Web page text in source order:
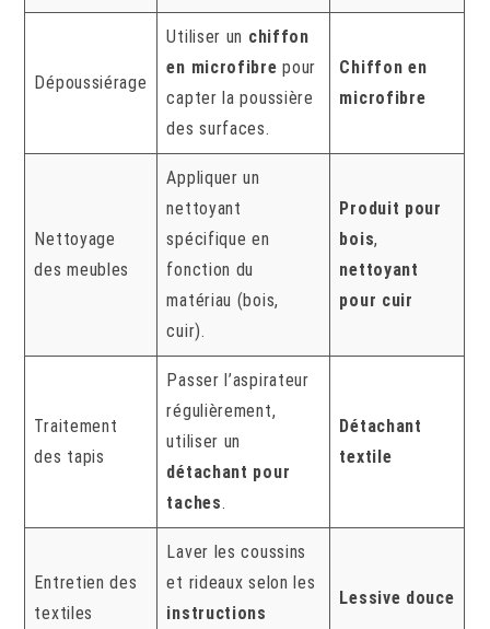
Dépoussiérage
Utiliser un chiffon
en microfibre pour
capter la poussière
des surfaces.
Chiffon en
microfibre
Nettoyage
des meubles
Appliquer un
nettoyant
spécifique en
fonction du
matériau (bois,
cuir).
Produit pour
bois,
nettoyant
pour cuir
Traitement
des tapis
Passer l’aspirateur
régulièrement,
utiliser un
détachant pour
taches.
Détachant
textile
Entretien des
textiles
Laver les coussins
et rideaux selon les
instructions
Lessive douce